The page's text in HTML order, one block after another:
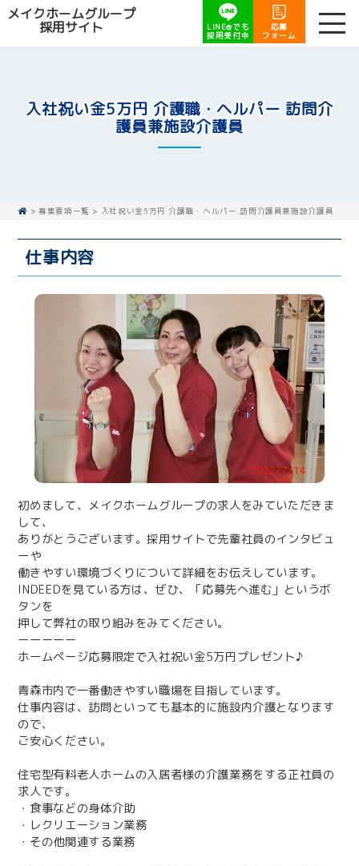
メイクホームグループ
採用サイト
LINE@でも
採用受付中
応募
フォーム
入社祝い金5万円 介護職・ヘルパー 訪問介
護員兼施設介護員
> 募集要項一覧 > 入社祝い金5万円 介護職・ヘルパー 訪問介護員兼施設介護員
仕事内容
初めまして、メイクホームグループの求人をみていただきま
して、
ありがとうございます。採用サイトで先輩社員のインタビュ
ーや
働きやすい環境づくりについて詳細をお伝えしています。
INDEEDを見ている方は、ぜひ、「応募先へ進む」というボ
タンを
押して弊社の取り組みをみてください。
ーーーーー
ホームページ応募限定で入社祝い金5万円プレゼント♪
青森市内で一番働きやすい職場を目指しています。
仕事内容は、訪問といっても基本的に施設内介護となります
ので、
ご安心ください。
住宅型有料老人ホームの入居者様の介護業務をする正社員の
求人です。
・食事などの身体介助
・レクリエーション業務
・その他関連する業務